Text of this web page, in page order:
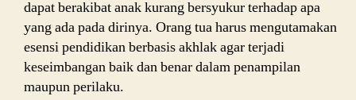
dapat berakibat anak kurang bersyukur terhadap apa
yang ada pada dirinya. Orang tua harus mengutamakan
esensi pendidikan berbasis akhlak agar terjadi
keseimbangan baik dan benar dalam penampilan
maupun perilaku.